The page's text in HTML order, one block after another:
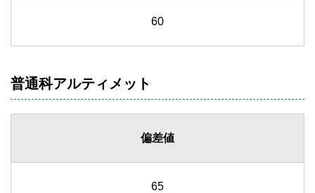
60
普通科アルティメット
偏差値
65